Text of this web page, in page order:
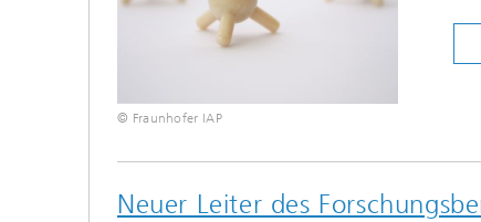
© Fraunhofer IAP
Neuer Leiter des